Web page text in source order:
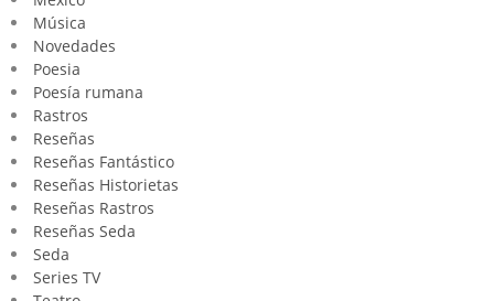
Música
Novedades
Poesia
Poesía rumana
Rastros
Reseñas
Reseñas Fantástico
Reseñas Historietas
Reseñas Rastros
Reseñas Seda
Seda
Series TV